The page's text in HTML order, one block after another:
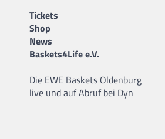
Tickets
Shop
News
Baskets4Life e.V.
Die EWE Baskets Oldenburg
live und auf Abruf bei Dyn